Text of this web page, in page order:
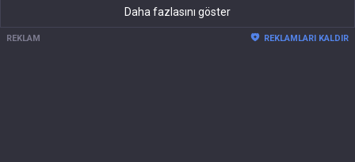
Daha fazlasını göster
REKLAM REKLAMLARI KALDIR